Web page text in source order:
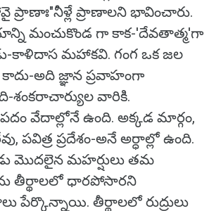
ప్రాణాః"నీళ్లే ప్రాణాలని భావించారు.
మంచుకొండ గా కాక-'దేవతాత్మ'గా
కాళిదాస మహాకవి. గంగ ఒక జల
అది జ్ఞాన ప్రవాహంగా
శంకరాచార్యుల వారికి.
పదం వేదాల్లోనే ఉంది. అక్కడ మార్గం,
పవిత్ర ప్రదేశం-అనే అర్ధాల్లో ఉంది.
మొదలైన మహర్షులు తమ
తీర్థాలలో ధారపోసారని
పేర్కొన్నాయి. తీర్థాలలో రుద్రులు